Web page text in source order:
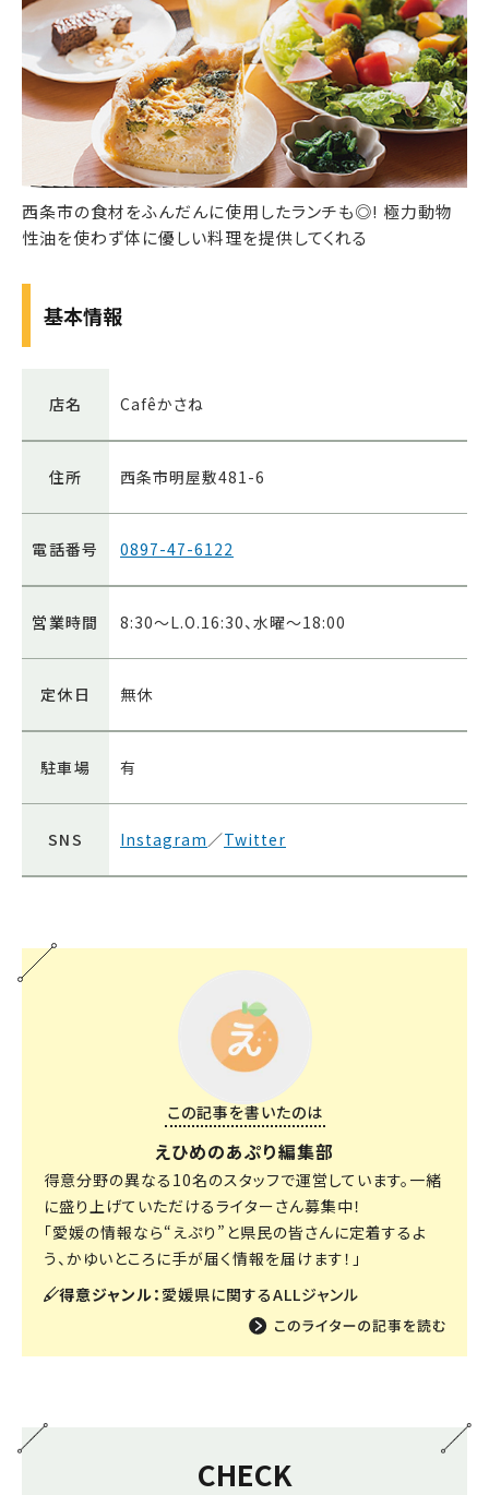
西条市の食材をふんだんに使用したランチも◎! 極力動物
性油を使わず体に優しい料理を提供してくれる
基本情報
店名 Cafêかさね
住所 西条市明屋敷481-6
電話番号 0897-47-6122
営業時間 8:30～L.O.16:30、水曜～18:00
定休日 無休
駐車場 有
SNS Instagram／Twitter
この記事を書いたのは
えひめのあぷり編集部
得意分野の異なる10名のスタッフで運営しています。一緒
に盛り上げていただけるライターさん募集中！
「愛媛の情報なら“えぷり”と県民の皆さんに定着するよ
う、かゆいところに手が届く情報を届けます！」
得意ジャンル： 愛媛県に関するALLジャンル
CHECK